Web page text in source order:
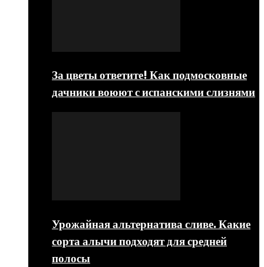
За цветы ответите! Как подмосковные
дачники воюют с испанскими слизнями
Урожайная альтернатива сливе. Какие
сорта алычи подходят для средней
полосы